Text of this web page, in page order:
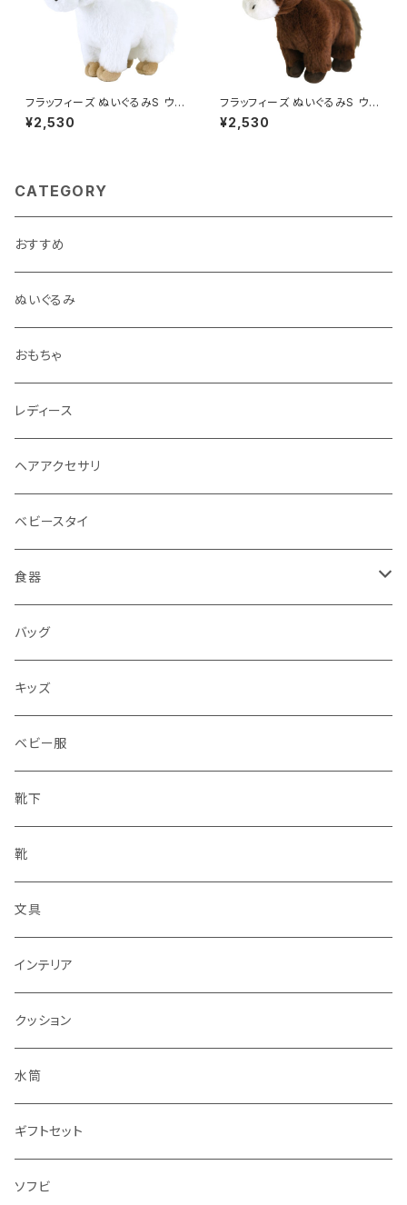
フラッフィーズ ぬいぐるみS ウ
マ/WH
¥2,530
フラッフィーズ ぬいぐるみS ウ
マ/BR
¥2,530
CATEGORY
おすすめ
ぬいぐるみ
おもちゃ
レディース
ヘアアクセサリ
ベビースタイ
食器
水筒
水筒
バッグ
キッズ
ベビー服
靴下
靴
文具
インテリア
クッション
水筒
ギフトセット
ソフビ